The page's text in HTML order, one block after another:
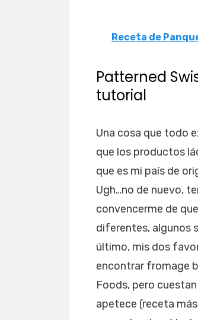
Receta de
Patterned
tutorial
Una cosa que todo
que los productos
que es mi país de
Ugh…no de nuevo,
convencerme de
diferentes, algunos
último, mis dos
encontrar fromage
Foods, pero
apetece (receta